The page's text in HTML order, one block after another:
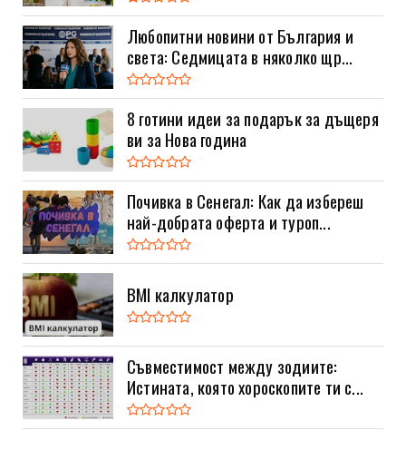
Любопитни новини от България и
света: Седмицата в няколко щр...
8 готини идеи за подарък за дъщеря
ви за Нова година
Почивка в Сенегал: Как да избереш
най-добрата оферта и туроп...
BMI калкулатор
Съвместимост между зодиите:
Истината, която хороскопите ти с...